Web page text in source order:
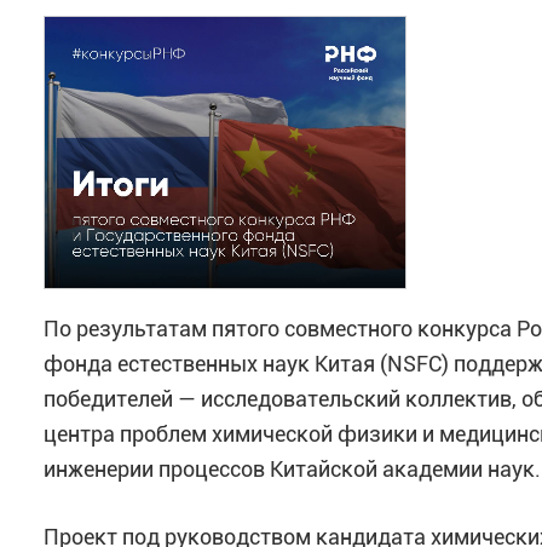
· № 25-23-01292 — «Дизайн магнитоактивных
(руководитель —
Михайленко М.В
· № 25-24-00902 — «Сера-нитрозильные
(руководитель —Файнгольд И.И.).
Основная цель конкурса малых отдельных
формирование молодых, перспективных
Поздравляем коллективы ученых и их
результатов в ходе реализации проектов!
Источник:Пресс-служба РАН, список
По результатам пятого совместного конкурса
фонда естественных наук Китая (NSFC)
победителей — исследовательский коллектив,
центра проблем химической физики и
инженерии процессов Китайской академии наук.
Проект под руководством кандидата